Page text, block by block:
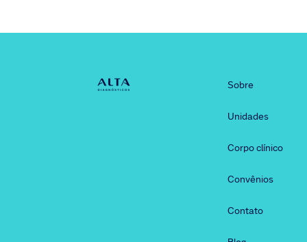
Sobre
Unidades
Corpo clínico
Convênios
Contato